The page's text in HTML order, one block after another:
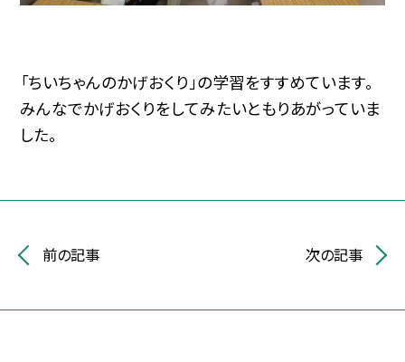
「ちいちゃんのかげおくり」の学習をすすめています。
みんなでかげおくりをしてみたいともりあがっていま
した。
前の記事 次の記事